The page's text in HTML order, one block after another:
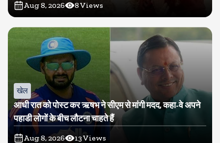
Aug 8, 2026 8Views
खेल
आधी रात को पोस्ट कर ऋषभ ने सीएम से मांगी मदद, कहा-वे अपने
पहाडी लोगों के बीच लौटना चाहते हैं
Aug 8, 2026 13Views